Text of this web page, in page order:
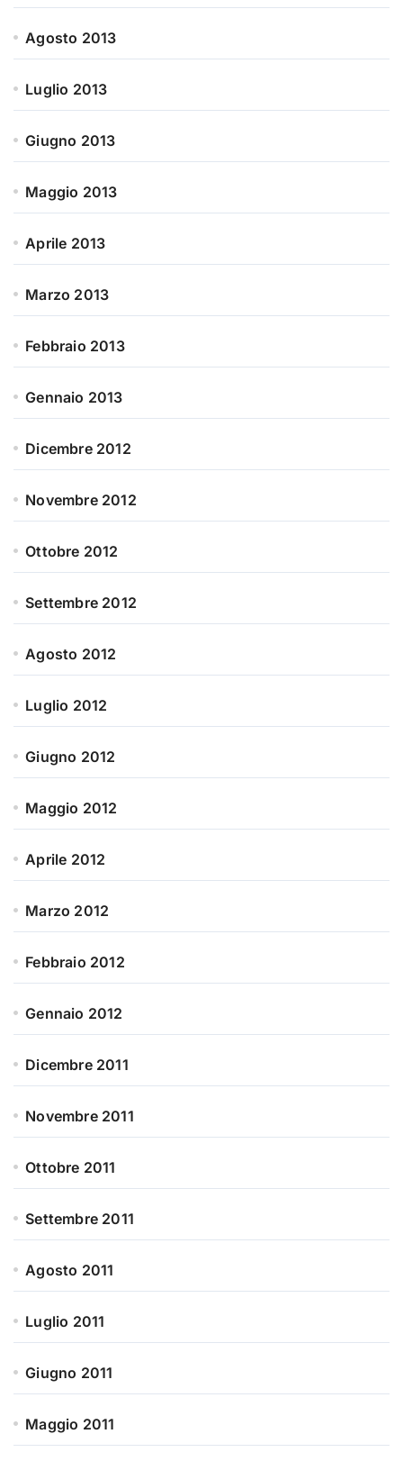
Agosto 2013
Luglio 2013
Giugno 2013
Maggio 2013
Aprile 2013
Marzo 2013
Febbraio 2013
Gennaio 2013
Dicembre 2012
Novembre 2012
Ottobre 2012
Settembre 2012
Agosto 2012
Luglio 2012
Giugno 2012
Maggio 2012
Aprile 2012
Marzo 2012
Febbraio 2012
Gennaio 2012
Dicembre 2011
Novembre 2011
Ottobre 2011
Settembre 2011
Agosto 2011
Luglio 2011
Giugno 2011
Maggio 2011